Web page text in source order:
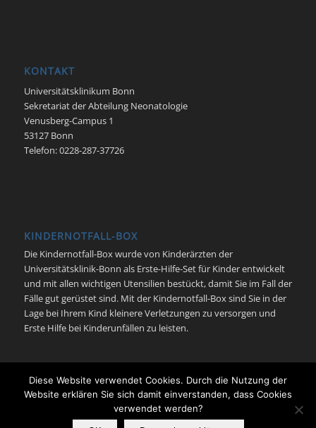
KONTAKT
Universitätsklinikum Bonn
Sekretariat der Abteilung Neonatologie
Venusberg-Campus 1
53127 Bonn
Telefon: 0228-287-37726
KINDERNOTFALL-BOX
Die Kindernotfall-Box wurde von Kinderärzten der
Universitätsklinik-Bonn als Erste-Hilfe-Set für Kinder entwickelt
und mit allen wichtigen Utensilien bestückt, damit Sie im Fall der
Fälle gut gerüstet sind. Mit der Kindernotfall-Box sind Sie in der
Lage bei Ihrem Kind kleinere Verletzungen zu versorgen und
Erste Hilfe bei Kinderunfällen zu leisten.
© Kindernotfall Bonn - Neonatologie | Pädiatrische Intensivmedizin |
Universitätsklinikum Bonn -
Enfold Theme by Kriesi
Diese Website verwendet Cookies. Durch die Nutzung der
Website erklären Sie sich damit einverstanden, dass Cookies
verwendet werden?